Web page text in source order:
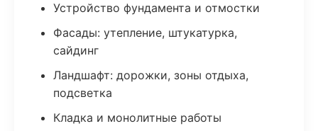
Устройство фундамента и отмостки
Фасады: утепление, штукатурка,
сайдинг
Ландшафт: дорожки, зоны отдыха,
подсветка
Кладка и монолитные работы